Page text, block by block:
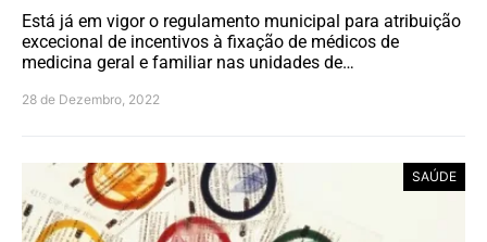
Está já em vigor o regulamento municipal para atribuição
excecional de incentivos à fixação de médicos de
medicina geral e familiar nas unidades de…
28 de Dezembro, 2022
SAÚDE